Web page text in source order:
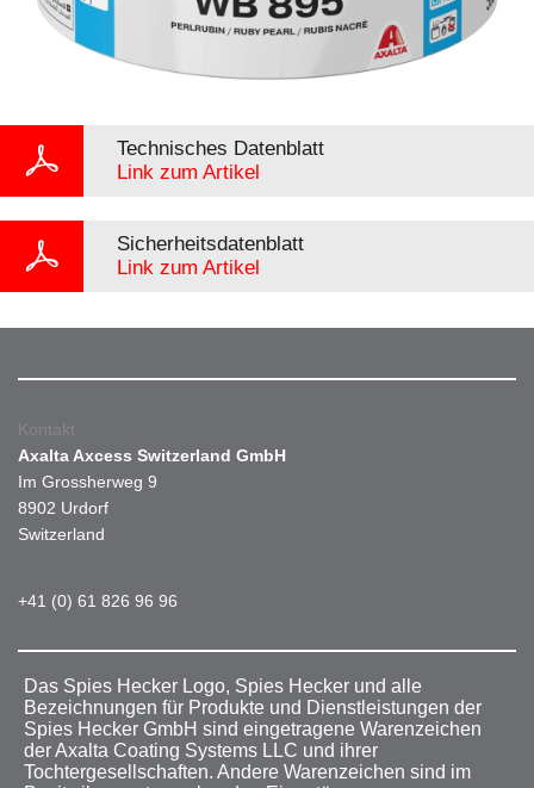
Technisches Datenblatt
Link zum Artikel
Sicherheitsdatenblatt
Link zum Artikel
Kontakt
Axalta Axcess Switzerland GmbH
Im Grossherweg 9
8902 Urdorf
Switzerland
+41 (0) 61 826 96 96
Das Spies Hecker Logo, Spies Hecker und alle
Bezeichnungen für Produkte und Dienstleistungen der
Spies Hecker GmbH sind eingetragene Warenzeichen
der Axalta Coating Systems LLC und ihrer
Tochtergesellschaften. Andere Warenzeichen sind im